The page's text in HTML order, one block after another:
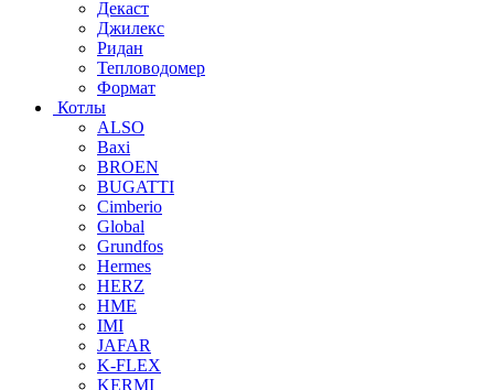
Декаст
Джилекс
Ридан
Тепловодомер
Формат
Котлы
ALSO
Baxi
BROEN
BUGATTI
Cimberio
Global
Grundfos
Hermes
HERZ
HME
IMI
JAFAR
K-FLEX
KERMI